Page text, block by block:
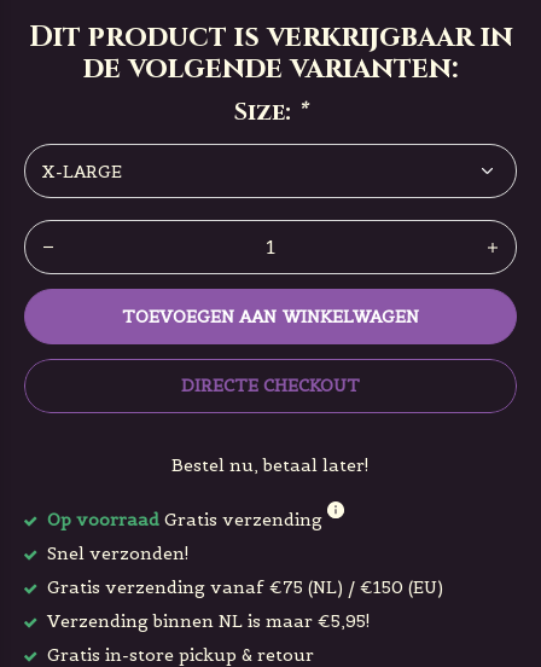
Dit product is verkrijgbaar in
de volgende varianten:
Size: *
TOEVOEGEN AAN WINKELWAGEN
DIRECTE CHECKOUT
Bestel nu, betaal later!
Op voorraad Gratis verzending
Snel verzonden!
Gratis verzending vanaf €75 (NL) / €150 (EU)
Verzending binnen NL is maar €5,95!
Gratis in-store pickup & retour